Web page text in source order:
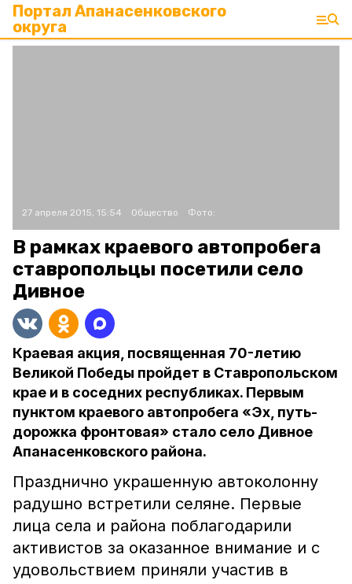
Портал Апанасенковского
округа
27 апреля 2015, 15:54 Общество Фото:
В рамках краевого автопробега
ставропольцы посетили село
Дивное
Краевая акция, посвященная 70-летию
Великой Победы пройдет в Ставропольском
крае и в соседних республиках. Первым
пунктом краевого автопробега «Эх, путь-
дорожка фронтовая» стало село Дивное
Апанасенковского района.
Празднично украшенную автоколонну
радушно встретили селяне. Первые
лица села и района поблагодарили
активистов за оказанное внимание и с
удовольствием приняли участив в